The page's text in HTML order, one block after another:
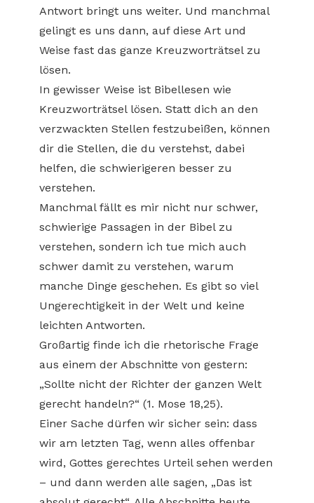
Antwort bringt uns weiter. Und manchmal
gelingt es uns dann, auf diese Art und
Weise fast das ganze Kreuzworträtsel zu
lösen.
In gewisser Weise ist Bibellesen wie
Kreuzworträtsel lösen. Statt dich an den
verzwackten Stellen festzubeißen, können
dir die Stellen, die du verstehst, dabei
helfen, die schwierigeren besser zu
verstehen.
Manchmal fällt es mir nicht nur schwer,
schwierige Passagen in der Bibel zu
verstehen, sondern ich tue mich auch
schwer damit zu verstehen, warum
manche Dinge geschehen. Es gibt so viel
Ungerechtigkeit in der Welt und keine
leichten Antworten.
Großartig finde ich die rhetorische Frage
aus einem der Abschnitte von gestern:
„Sollte nicht der Richter der ganzen Welt
gerecht handeln?“ (1. Mose 18,25).
Einer Sache dürfen wir sicher sein: dass
wir am letzten Tag, wenn alles offenbar
wird, Gottes gerechtes Urteil sehen werden
– und dann werden alle sagen, „Das ist